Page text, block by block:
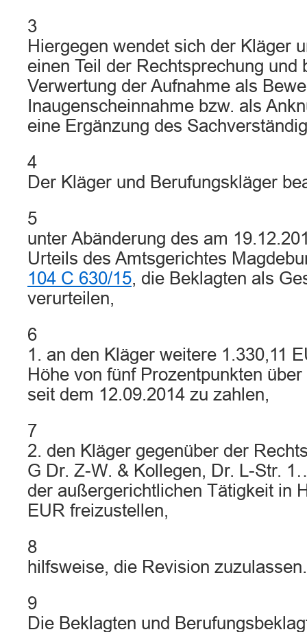
3
Hiergegen wendet sich der Kläger
einen Teil der Rechtsprechung und
Verwertung der Aufnahme als
Inaugenscheinnahme bzw. als
eine Ergänzung des
4
Der Kläger und Berufungskläger
5
unter Abänderung des am
Urteils des Amtsgerichtes
104 C 630/15, die Beklagten als
verurteilen,
6
1. an den Kläger weitere 1.330,11
Höhe von fünf Prozentpunkten
seit dem 12.09.2014 zu zahlen,
7
2. den Kläger gegenüber der
G Dr. Z-W. & Kollegen, Dr. L-Str.
der außergerichtlichen Tätigkeit in
EUR freizustellen,
8
hilfsweise, die Revision zuzulassen.
9
Die Beklagten und